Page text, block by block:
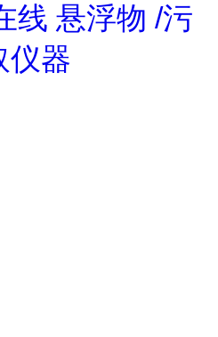
线 悬浮物 /污
仪器